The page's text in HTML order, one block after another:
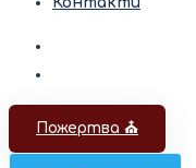
Пожертва ⛪️